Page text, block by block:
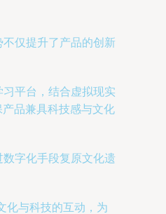
仅提升了产品的创新
平台，结合虚拟现实
品兼具科技感与文化
字化手段复原文化遗
化与科技的互动，为